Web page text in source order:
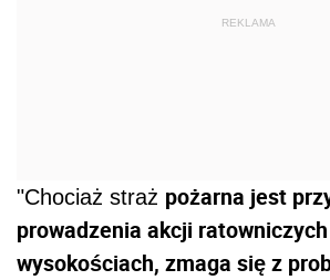
REKLAMA
"Chociaż straż pożarna jest
prowadzenia akcji
wysokościach, zmaga się z